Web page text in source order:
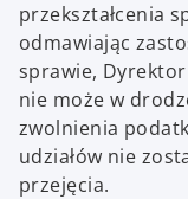
przekształcenia
odmawiając
sprawie, Dyrektor
nie może w
zwolnienia
udziałów nie
przejęcia.